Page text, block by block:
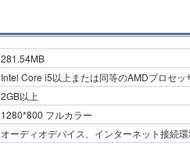
281.54MB
Intel Core i5以上または同等のAMDプロセッ
2GB以上
1280*800 フルカラー
オーディオデバイス、インターネット接続